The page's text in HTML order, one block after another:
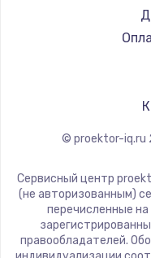
© proektor-iq.ru
Сервисный центр
(не авторизованным)
перечисленные
правообладателей.